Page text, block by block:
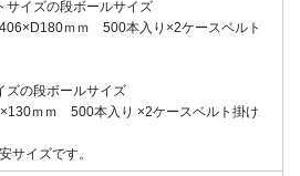
サイズの段ボールサイズ
ｍｍ 500本入り×2ケースベルト
ズの段ボールサイズ
ｍｍ 500本入り ×2ケースベルト掛け
サイズです。